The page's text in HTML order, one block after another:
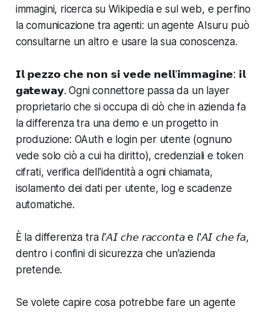
immagini, ricerca su Wikipedia e sul web, e perfino
la comunicazione tra agenti: un agente AIsuru può
consultarne un altro e usare la sua conoscenza.
𝗜𝗹 𝗽𝗲𝘇𝘇𝗼 𝗰𝗵𝗲 𝗻𝗼𝗻 𝘀𝗶 𝘃𝗲𝗱𝗲 𝗻𝗲𝗹𝗹'𝗶𝗺𝗺𝗮𝗴𝗶𝗻𝗲: 𝗶𝗹
𝗴𝗮𝘁𝗲𝘄𝗮𝘆. Ogni connettore passa da un layer
proprietario che si occupa di ciò che in azienda fa
la differenza tra una demo e un progetto in
produzione: OAuth e login per utente (ognuno
vede solo ciò a cui ha diritto), credenziali e token
cifrati, verifica dell'identità a ogni chiamata,
isolamento dei dati per utente, log e scadenze
automatiche.
È la differenza tra 𝘭'𝘈𝘐 𝘤𝘩𝘦 𝘳𝘢𝘤𝘤𝘰𝘯𝘵𝘢 e 𝘭'𝘈𝘐 𝘤𝘩𝘦 𝘧𝘢,
dentro i confini di sicurezza che un'azienda
pretende.
Se volete capire cosa potrebbe fare un agente